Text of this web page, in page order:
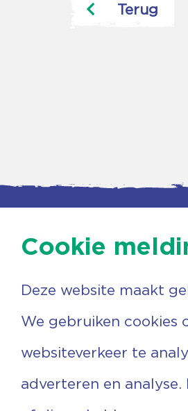
Terug
Agenda
Nieuwsbrief
Vrijwilligers
Steun ons
Cookie
Deze website maakt
We gebruiken cookies
websiteverkeer te
adverteren en